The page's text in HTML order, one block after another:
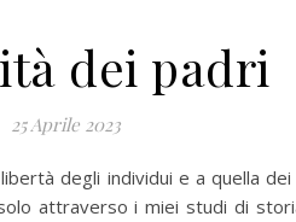
dei padri
25 Aprile 2023
degli individui e a quella
attraverso i miei studi di